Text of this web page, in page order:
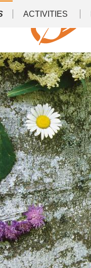
ACTIVITIES